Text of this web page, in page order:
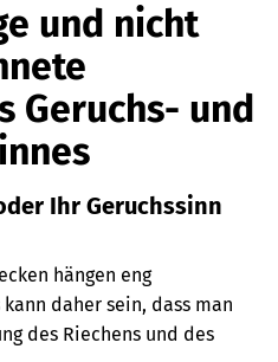
und nicht
Geruchs- und
Ihr Geruchssinn
hängen eng
daher sein, dass man
des Riechens und des